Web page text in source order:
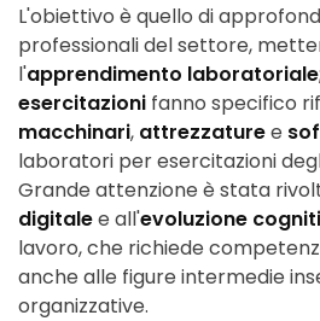
L'obiettivo è quello di
professionali del settore,
l'apprendimento laboratoriale
esercitazioni fanno specifico
macchinari, attrezzaturee
laboratori per esercitazioni
Grande attenzione è stata
digitalee all'evoluzione
lavoro, che richiede
anche alle figure intermedie
organizzative.